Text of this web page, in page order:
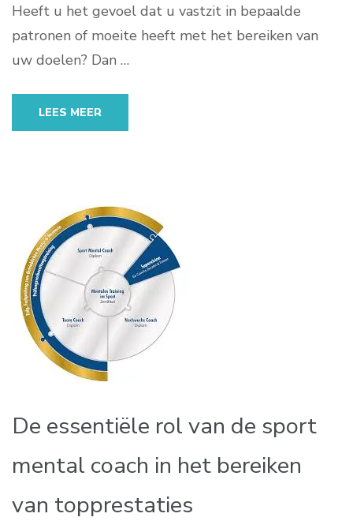
Heeft u het gevoel dat u vastzit in bepaalde
patronen of moeite heeft met het bereiken van
uw doelen? Dan …
LEES MEER
De essentiële rol van de sport
mental coach in het bereiken
van topprestaties